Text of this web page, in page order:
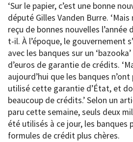
‘Sur le papier, c’est une bonne
député Gilles Vanden Burre.
reçu de bonnes nouvelles l’année
t-il. À l’époque, le gouvernement
avec les banques sur un
d’euros de garantie de crédits.
aujourd’hui que les banques
utilisé cette garantie d’État, et
beaucoup de crédits.’ Selon un
paru cette semaine, seuls deux
été utilisés à ce jour, les banques
formules de crédit plus chères.